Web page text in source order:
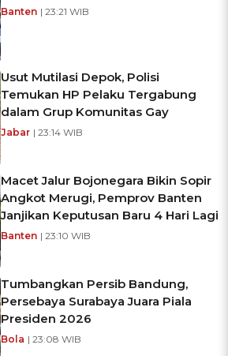
Banten | 23:21 WIB
Usut Mutilasi Depok, Polisi
Temukan HP Pelaku Tergabung
dalam Grup Komunitas Gay
Jabar | 23:14 WIB
Macet Jalur Bojonegara Bikin Sopir
Angkot Merugi, Pemprov Banten
Janjikan Keputusan Baru 4 Hari Lagi
Banten | 23:10 WIB
Tumbangkan Persib Bandung,
Persebaya Surabaya Juara Piala
Presiden 2026
Bola | 23:08 WIB